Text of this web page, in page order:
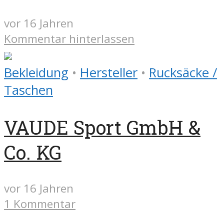
vor 16 Jahren
Kommentar hinterlassen
Bekleidung • Hersteller • Rucksäcke /
Taschen
VAUDE Sport GmbH &
Co. KG
vor 16 Jahren
1 Kommentar